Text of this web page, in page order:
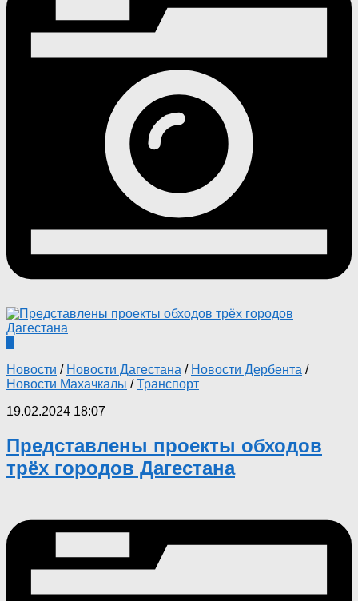
Новости / Новости Дагестана / Новости Дербента /
Новости Махачкалы /Транспорт
19.02.2024 18:07
Представлены проекты обходов
трёх городов Дагестана